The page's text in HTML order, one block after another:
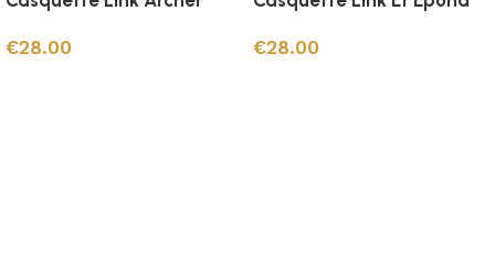
€28.00 €28.00